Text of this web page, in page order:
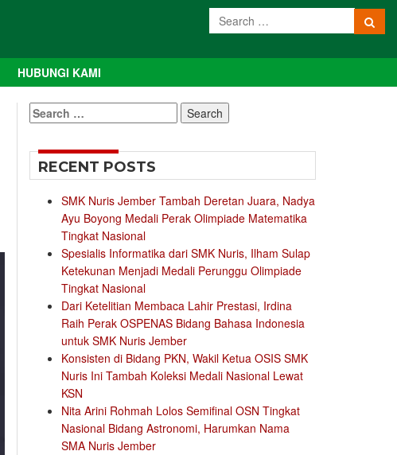
HUBUNGI KAMI
Search
for:
RECENT POSTS
SMK Nuris Jember Tambah Deretan Juara, Nadya
Ayu Boyong Medali Perak Olimpiade Matematika
Tingkat Nasional
Spesialis Informatika dari SMK Nuris, Ilham Sulap
Ketekunan Menjadi Medali Perunggu Olimpiade
Tingkat Nasional
Dari Ketelitian Membaca Lahir Prestasi, Irdina
Raih Perak OSPENAS Bidang Bahasa Indonesia
untuk SMK Nuris Jember
Konsisten di Bidang PKN, Wakil Ketua OSIS SMK
Nuris Ini Tambah Koleksi Medali Nasional Lewat
KSN
Nita Arini Rohmah Lolos Semifinal OSN Tingkat
Nasional Bidang Astronomi, Harumkan Nama
SMA Nuris Jember